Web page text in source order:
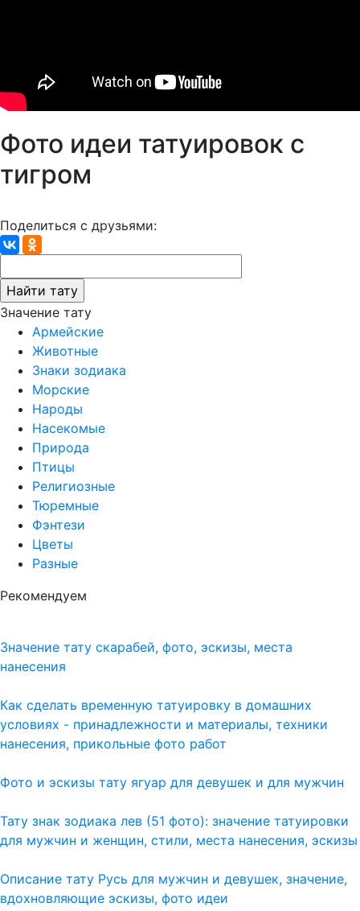
Фото идеи татуировок с
тигром
Поделиться с друзьями:
Значение тату
Армейские
Животные
Знаки зодиака
Морские
Народы
Насекомые
Природа
Птицы
Религиозные
Тюремные
Фэнтези
Цветы
Разные
Рекомендуем
Значение тату скарабей, фото, эскизы, места
нанесения
Как сделать временную татуировку в домашних
условиях - принадлежности и материалы, техники
нанесения, прикольные фото работ
Фото и эскизы тату ягуар для девушек и для мужчин
Тату знак зодиака лев (51 фото): значение татуировки
для мужчин и женщин, стили, места нанесения, эскизы
Описание тату Русь для мужчин и девушек, значение,
вдохновляющие эскизы, фото идеи